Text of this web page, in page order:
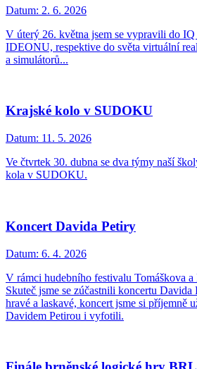
Datum: 2. 6. 2026
V úterý 26. května jsem se vypravili do
IDEONU, respektive do světa virtuální
a simulátorů...
Krajské kolo v SUDOKU
Datum: 11. 5. 2026
Ve čtvrtek 30. dubna se dva týmy naší
kola v SUDOKU.
Koncert Davida Petiry
Datum: 6. 4. 2026
V rámci hudebního festivalu Tomáškova
Skuteč jsme se zúčastnili koncertu Davida
hravé a laskavé, koncert jsme si příjemně
Davidem Petirou i vyfotili.